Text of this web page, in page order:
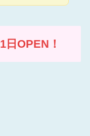
日OPEN！